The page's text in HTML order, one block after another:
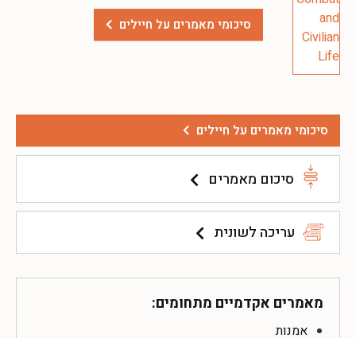
סיכומי מאמרים על חיילים
סיכום מאמרים
עריכה לשונית
מאמרים אקדמיים מתחומים:
אמנות
סיכומי מאמרים על חיילים